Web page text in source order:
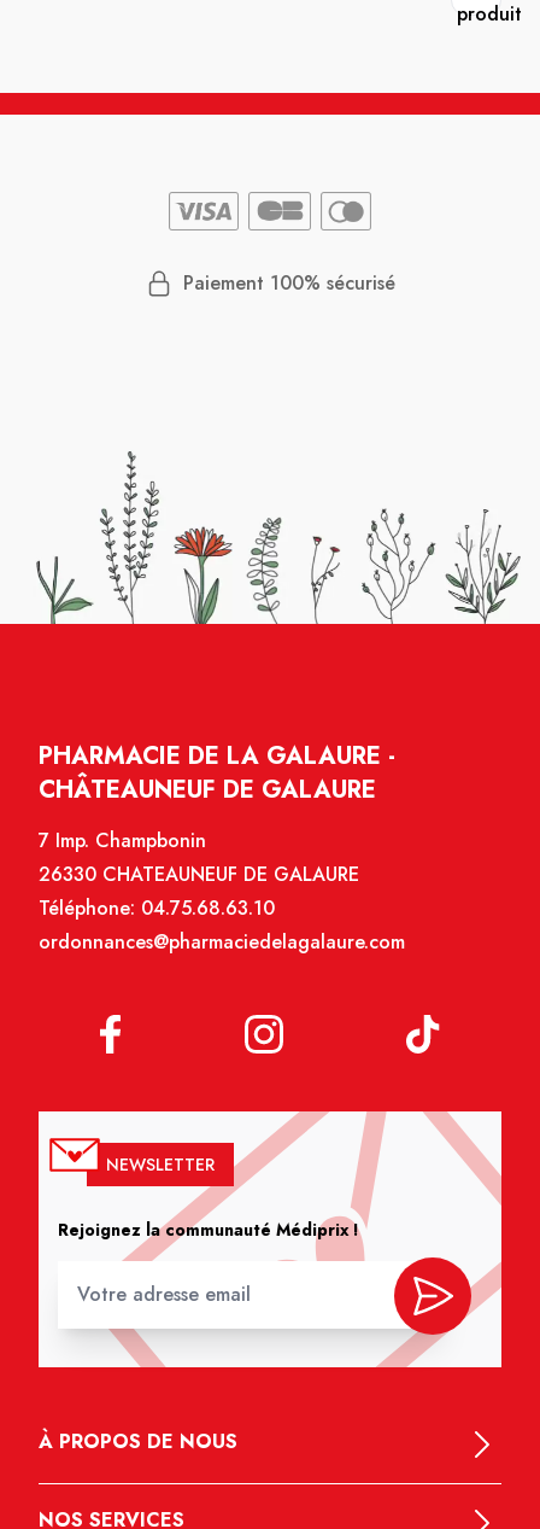
Paiement 100% sécurisé
PHARMACIE DE LA GALAURE -
CHÂTEAUNEUF DE GALAURE
7 Imp. Champbonin
26330 CHATEAUNEUF DE GALAURE
Téléphone: 04.75.68.63.10
ordonnances@pharmaciedelagalaure.com
NEWSLETTER
Rejoignez la communauté Médiprix !
À PROPOS DE NOUS
NOS SERVICES